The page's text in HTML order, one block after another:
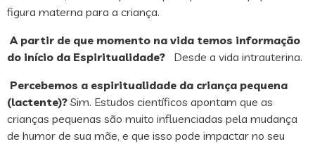
figura materna para a criança.
A partir de que momento na vida temos informação
do início da Espiritualidade?
Desde a vida intrauterina.
Percebemos a espiritualidade da criança pequena
(lactente)? Sim. Estudos científicos apontam que as
crianças pequenas são muito influenciadas pela mudança
de humor de sua mãe, e que isso pode impactar no seu